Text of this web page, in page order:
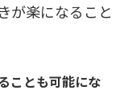
が楽になること
ことも可能にな